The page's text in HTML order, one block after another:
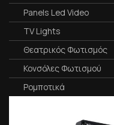
Panels Led Video
TV Lights
Θεατρικός Φωτισμός
Κονσόλες Φωτισμού
Ρομποτικά